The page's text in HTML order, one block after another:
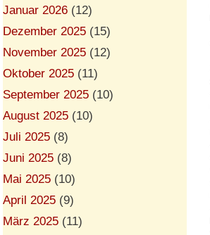
Januar 2026 (12)
Dezember 2025 (15)
November 2025 (12)
Oktober 2025 (11)
September 2025 (10)
August 2025 (10)
Juli 2025 (8)
Juni 2025 (8)
Mai 2025 (10)
April 2025 (9)
März 2025 (11)